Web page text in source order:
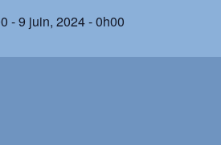
-9 juin, 2024 - 0h00